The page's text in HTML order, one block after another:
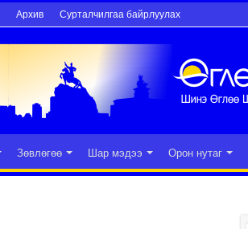
Архив Сурталчилгаа байрлуулах
Зөвлөгөө Шар мэдээ Орон нутаг